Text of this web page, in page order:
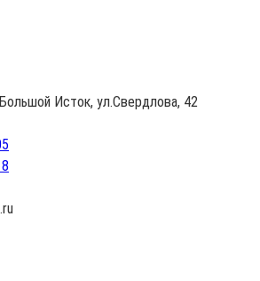
Исток, ул.Свердлова, 42